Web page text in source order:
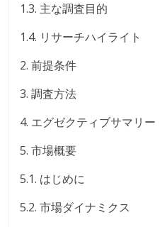
1.3. 主な調査目的
1.4. リサーチハイライト
2. 前提条件
3. 調査方法
4. エグゼクティブサマリー
5. 市場概要
5.1. はじめに
5.2. 市場ダイナミクス